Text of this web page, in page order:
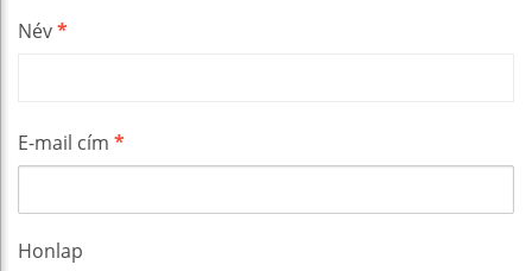
Név*
E-mail cím *
Honlap